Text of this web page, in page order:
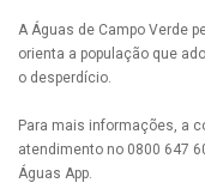
A Águas de Campo Verde
orienta a população que
o desperdício.
Para mais informações, a
atendimento no 0800 647
Águas App.